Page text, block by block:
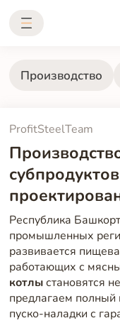
Производство
ProfitSteelTeam
Республика
промышленных
развивается
работающих с
котлыстановятся
предлагаем полный
пуско-наладки с